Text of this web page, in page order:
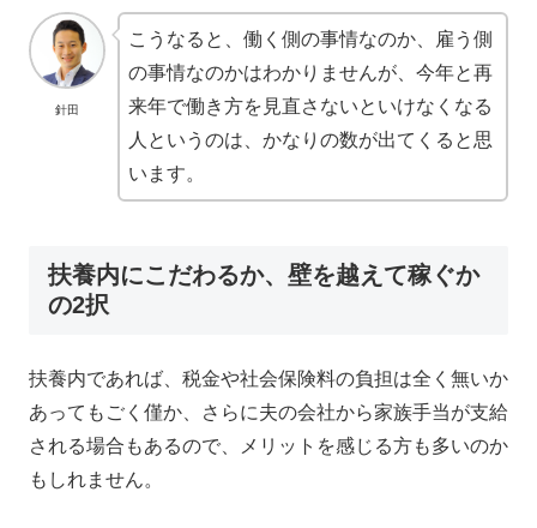
針田
こうなると、働く側の事情なのか、雇う側
の事情なのかはわかりませんが、今年と再
来年で働き方を見直さないといけなくなる
人というのは、かなりの数が出てくると思
います。
扶養内にこだわるか、壁を越えて稼ぐか
の2択
扶養内であれば、税金や社会保険料の負担は全く無いか
あってもごく僅か、さらに夫の会社から家族手当が支給
される場合もあるので、メリットを感じる方も多いのか
もしれません。